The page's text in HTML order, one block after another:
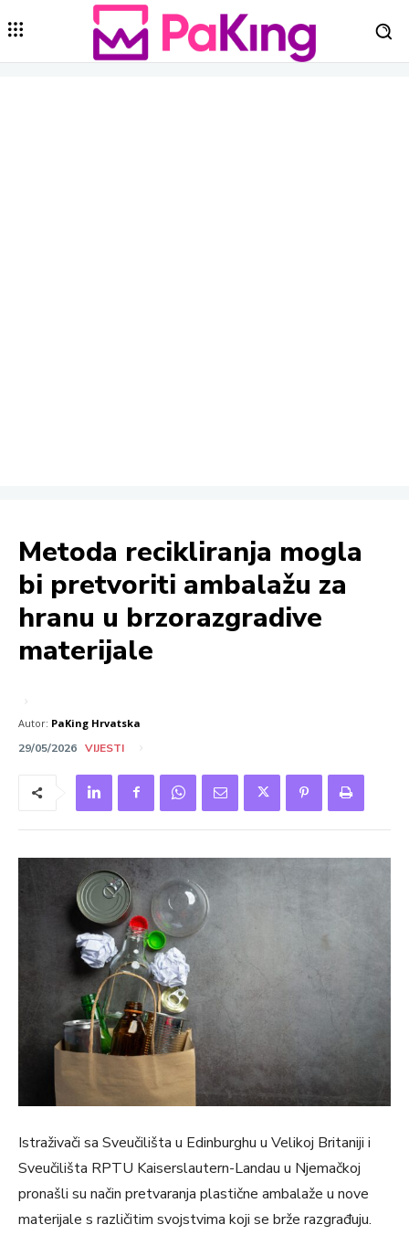
Metoda recikliranja mogla
bi pretvoriti ambalažu za
hranu u brzorazgradive
materijale
Autor: PaKing Hrvatska
29/05/2026 VIJESTI
Istraživači sa Sveučilišta u Edinburghu u Velikoj Britaniji i
Sveučilišta RPTU Kaiserslautern-Landau u Njemačkoj
pronašli su način pretvaranja plastične ambalaže u nove
materijale s različitim svojstvima koji se brže razgrađuju.